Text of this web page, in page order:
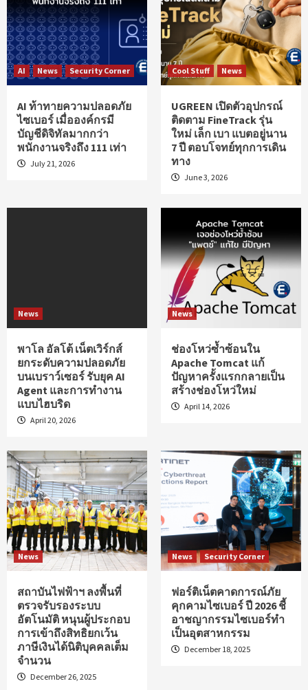
AI News Security Corner
AI ท้าทายความปลอดภัย
ไซเบอร์ เมื่อองค์กรมี
บัญชีดิจิทัลมากกว่า
พนักงานจริงถึง 111 เท่า
July 21, 2026
Cool Stuff News
UGREEN เปิดตัวอุปกรณ์
ติดตาม FineTrack รุ่น
ใหม่ เล็ก เบา แบตอยู่นาน
7 ปี ตอบโจทย์ทุกการเดิน
ทาง
June 3, 2026
News
พาโล อัลโต้ เน็ตเวิร์กส์
ยกระดับความปลอดภัย
บนเบราว์เซอร์ รับยุค AI
Agent และการทำงาน
แบบไฮบริด
April 20, 2026
News
ช่องโหว่ซ้ำซ้อนใน
Apache Tomcat แก้
ปัญหาครั้งแรกกลายเป็น
สร้างช่องโหว่ใหม่
April 14, 2026
News
สถาบันไฟฟ้าฯ ลงพื้นที่
ตรวจรับรองระบบ
อัตโนมัติ หนุนผู้ประกอบ
การเข้าถึงสิทธิยกเว้น
ภาษีเงินได้นิติบุคคลเต็ม
จำนวน
December 26, 2025
News Security Corner
ฟอร์ติเน็ตคาดการณ์ภัย
คุกคามไซเบอร์ ปี 2026 ชี้
อาชญากรรมไซเบอร์ทำ
เป็นอุตสาหกรรม
December 18, 2025